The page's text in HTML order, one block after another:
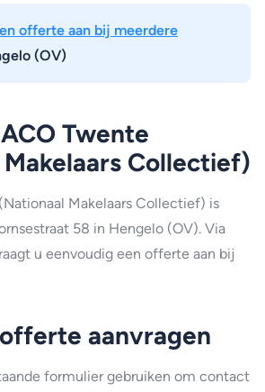
offerte aan bij meerdere
(OV)
Twente
Collectief)
Makelaars Collectief) is
58 in Hengelo (OV). Via
u eenvoudig een offerte aan bij
aanvragen
formulier gebruiken om contact